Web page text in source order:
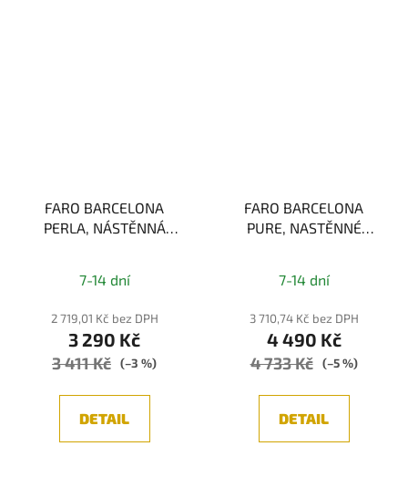
FARO BARCELONA
PERLA, NÁSTĚNNÁ
7-14 dní
2 719,01 Kč bez DPH
3 290 Kč
3 411 Kč (–3 %)
DETAIL
FARO BARCELONA
PURE, NASTĚNNÉ
7-14 dní
3 710,74 Kč bez DPH
4 490 Kč
4 733 Kč (–5 %)
DETAIL